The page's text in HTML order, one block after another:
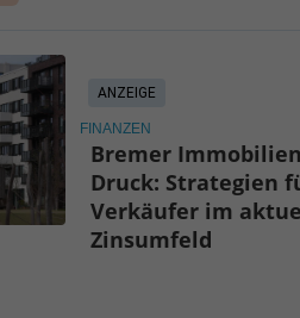
ANZEIGE
FINANZEN
Bremer
Druck: Strategien
Verkäufer im
Zinsumfeld